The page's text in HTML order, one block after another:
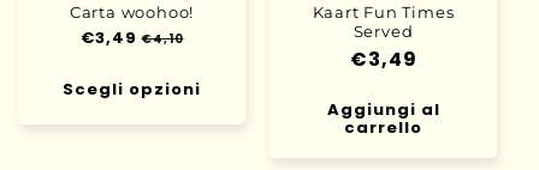
Carta woohoo!
Prezzo
listino
€3,49 Prezzo
€4,10
Scegli opzioni
Kaart Fun Times
Served
Prezzo
listino
€3,49
Aggiungi al
carrello